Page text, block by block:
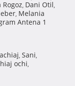
Rogoz, Dani Otil,
, Melania
Antena 1
, Sani,
ochi,